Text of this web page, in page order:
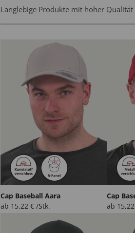
Langlebige Produkte mit hoher
Cap Baseball Aara
ab 15,22 € /Stk.
Cap
ab